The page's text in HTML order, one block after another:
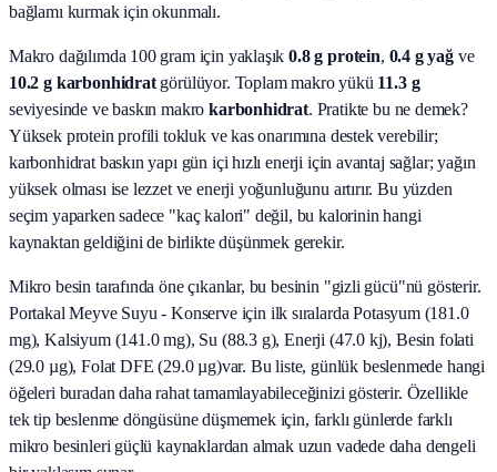
bağlamı kurmak için okunmalı.
Makro dağılımda 100 gram için yaklaşık0.8g protein, 0.4 g yağve
10.2 g karbonhidratgörülüyor. Toplam makro yükü 11.3g
seviyesinde ve baskın makro karbonhidrat. Pratikte bu ne demek?
Yüksek protein profili tokluk ve kas onarımına destek verebilir;
karbonhidrat baskın yapı gün içi hızlı enerji için avantaj sağlar; yağın
yüksek olması ise lezzet ve enerji yoğunluğunu artırır. Bu yüzden
seçim yaparken sadece "kaç kalori" değil, bu kalorinin hangi
kaynaktan geldiğini de birlikte düşünmek gerekir.
Mikro besin tarafında öne çıkanlar, bu besinin "gizli gücü"nü gösterir.
Portakal Meyve Suyu - Konserveiçin ilk sıralarda Potasyum (181.0
mg), Kalsiyum (141.0 mg), Su (88.3 g), Enerji (47.0 kj), Besin folati
(29.0 µg), Folat DFE (29.0 µg)var. Bu liste, günlük beslenmede hangi
öğeleri buradan daha rahat tamamlayabileceğinizi gösterir. Özellikle
tek tip beslenme döngüsüne düşmemek için, farklı günlerde farklı
mikro besinleri güçlü kaynaklardan almak uzun vadede daha dengeli